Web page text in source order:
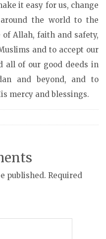
it easy for us, change
the world to the
Allah, faith and safety,
and to accept our
all of our good deeds in
and beyond, and to
mercy and blessings.
published. Required